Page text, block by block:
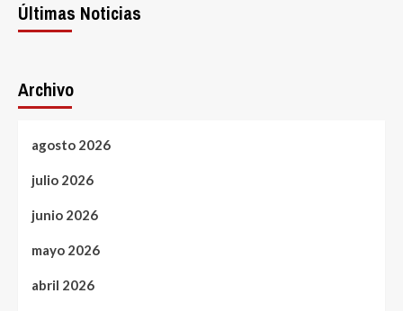
Últimas Noticias
Archivo
agosto 2026
julio 2026
junio 2026
mayo 2026
abril 2026